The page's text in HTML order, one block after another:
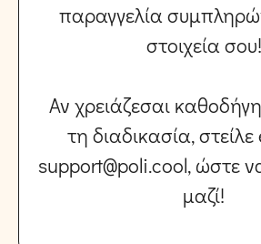
παραγγελία
στοιχεία σου!
Αν χρειάζεσαι
τη διαδικασία,
support@poli.cool, ώστε
μαζί!